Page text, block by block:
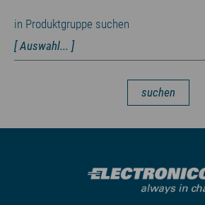
in Produktgruppe suchen
suchen